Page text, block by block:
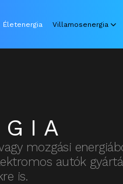
Életenergia Villamosenergia
mozgási
autók
is.